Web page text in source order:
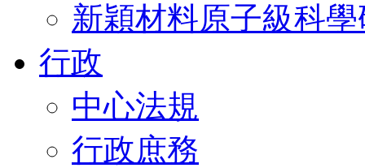
新穎材料原子級科
行政
中心法規
行政庶務